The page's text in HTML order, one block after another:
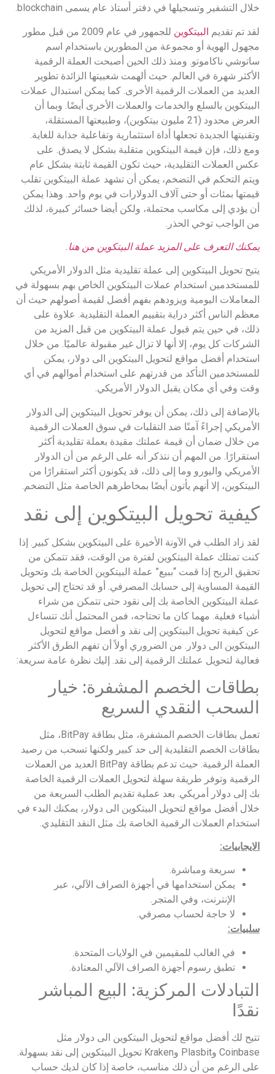
خلال التشفير وتسجيلها في دفتر أستاذ عام يسمى blockchain.
لقد تم تقديم البيتكوين
للجمهور في عام 2009 من قبل مطور
مجهول الهوية أو مجموعة من المطورين باستخدام اسم
ساتوشي ناكاموتو. ومنذ ذلك الحين أصبحت العملة الرقمية
الأكثر شهرة في العالم. حيث ألهمت شعبيتها الزائدة تطوير
العديد من العملات الرقمية الأخرى. كما يمكن استبدال عملات
البيتكوين بالسلع والخدمات والعملات الأخرى أيضًا. وبما أن
العرض محدود (21 مليون بيتكوين)، وطبيعتها المستقلة،
وتقنيتها الجديدة تجعلها أداة استثمارية وتفاعلية جذابة للغاية.
ومع ذلك، فإن قيمة البيتكوين متقلبة بشكل لا يصدق. على
عكس العملات التقليدية، حيث تكون القيمة ثابتة بشكل عام
ويتم التحكم في التضخم، يمكن أن تشهد عملة البيتكوين تقلب
قيمتها بمئات أو حتى آلاف الدولارات في يوم واحد. وهذا يمكن
أن يؤدي إلى مكاسب محتملة، ولكن أيضا خسائر كبيرة، لذلك
من الواجب توخي الحذر.
يمكنك التعرف على المزيد عملة البيتكوين من هنا.
يتيح تحويل البيتكوين إلى عملة تقليدية مثل الدولار الأمريكي
للمستخدمين استخدام عملات البيتكوين الخاص بهم بسهولة في
المعاملات اليومية ويزودهم بفهم أفضل لقيمة أصولهم حيث أن
معظم الناس أكثر دراية بتقييم العملة التقليدية. علاوة على
ذلك، في حين يتم قبول عملة البيتكوين من قبل المزيد من
الشركات كل يوم، إلا أنها لا تزال غير مقبولة عالميًا. من خلال
استخدام أفضل مواقع لتحويل البيتكوين الى دولار، يمكن
للمستخدمين التأكد من قدرتهم على استخدام أموالهم في أي
وقت وفي أي مكان يقبل الدولار الأمريكي.
بالإضافة إلى ذلك، يمكن أن يوفر تحويل البيتكوين إلى الدولار
الأمريكي إجراءً آمنًا ضد التقلبات في سوق العملات الرقمية
من خلال ضمان أن قيمة عملتك مقيدة بعملة تقليدية أكثر
استقرارًا. من المهم أن نتذكر أنه على الرغم من أن الدولار
الأمريكي واليورو وما إلى ذلك، قد يكونون أكثر استقرارًا من
البيتكوين، إلا أنهم يأتون أيضًا بمخاطرهم الخاصة مثل التضخم.
كيفية تحويل البيتكوين إلى نقد
لقد زاد الطلب في الآونة الأخيرة على البيتكوين بشكل كبير. إذا
كنت تمتلك عملة البيتكوين لفترة من الوقت، فقد تتمكن من
تحقيق الربح إذا قمت “ببيع” عملة البيتكوين الخاصة بك وتحويل
القيمة المساوية إلى حسابك المصرفي. أو قد تحتاج إلى تحويل
عملة البيتكوين الخاصة بك إلى نقود حتى تتمكن من شراء
أشياء فعلية. مهما كان ما تحتاجه، فمن المحتمل أنك تتساءل
عن كيفية تحويل البيتكوين إلى نقد و أفضل مواقع لتحويل
البيتكوين الى دولار. من الضروري أولاً أن تفهم الطرق الأكثر
فعالية لتحويل عملتك الرقمية إلى نقد. إليك نظرة عامة سريعة:
بطاقات الخصم المشفرة: خيار
السحب النقدي السريع
تعمل بطاقات الخصم المشفرة، مثل بطاقة BitPay، مثل
بطاقات الخصم التقليدية إلى حد كبير ولكنها تسحب من رصيد
العملة الرقمية. حيث تدعم بطاقة BitPay العديد من العملات
الرقمية وتوفر طريقة سهلة لتحويل العملات الرقمية الخاصة
بك إلى دولار أمريكي. بعد عملية تقديم الطلب السريعة من
خلال أفضل مواقع لتحويل البيتكوين الى دولار، يمكنك البدء في
استخدام العملات الرقمية الخاصة بك مثل النقد التقليدي.
الايجابيات:
سريعة ومباشرة.
يمكن استخدامها في أجهزة الصراف الآلي، عبر
الإنترنت، وفي المتجر.
لا حاجة لحساب مصرفي.
سلبيات:
في الغالب للمقيمين في الولايات المتحدة.
تطبق رسوم أجهزة الصراف الآلي المعتادة.
التبادلات المركزية: البيع المباشر
نقدًا
تتيح لك أفضل مواقع لتحويل البيتكوين الى دولار مثل
Coinbase وPlasbit وKraken تحويل البيتكوين إلى نقد بسهولة.
على الرغم من أن ذلك مناسب، خاصة إذا كان لديك حساب